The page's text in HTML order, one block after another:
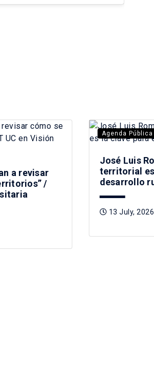
a revisar
/
Agenda Pública
José Luis
territorial es
desarrollo
13 July, 2026